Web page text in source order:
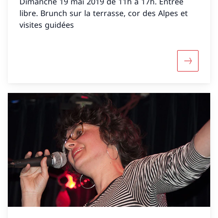
libre. Brunch sur la terrasse, cor des Alpes et
visites guidées
Mehr